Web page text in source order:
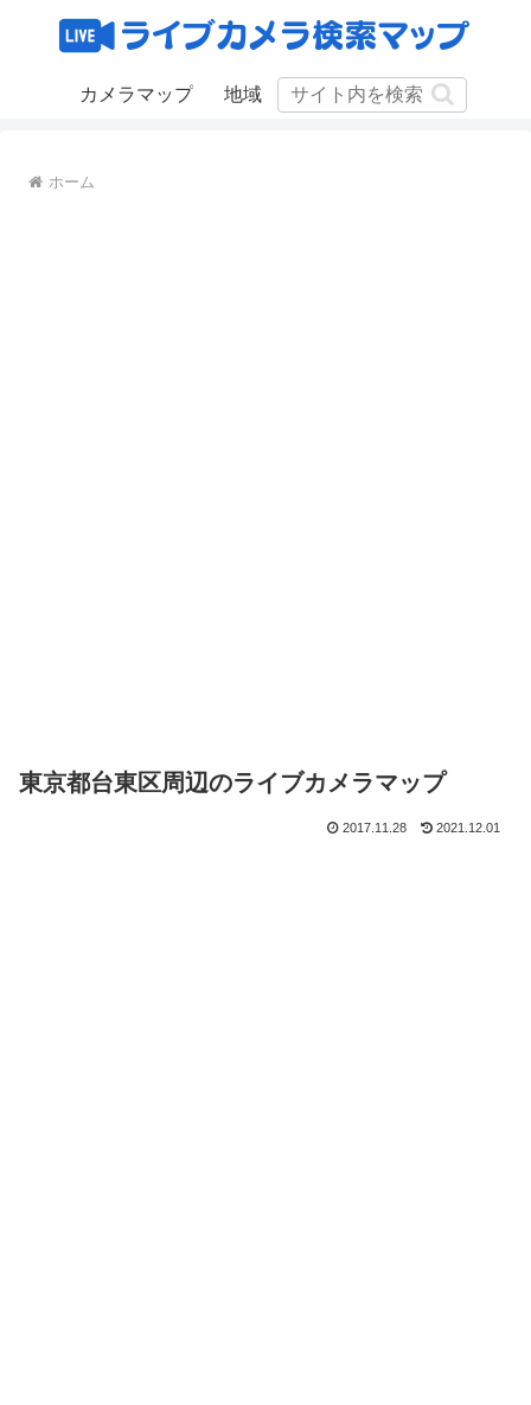
カメラマップ 地域
ホーム
東京都台東区周辺のライブカメラマップ
2017.11.28 2021.12.01